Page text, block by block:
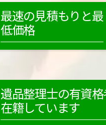
最速の見積もりと最
低価格
遺品整理士の有資
在籍しています